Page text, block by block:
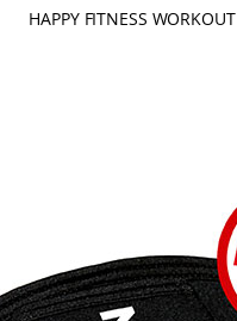
HAPPY FITNESS WORKOUT